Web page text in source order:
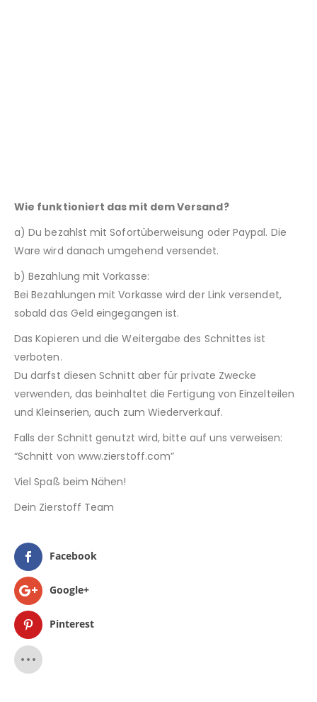
Wie funktioniert das mit dem Versand?
a) Du bezahlst mit Sofortüberweisung oder Paypal. Die
Ware wird danach umgehend versendet.
b) Bezahlung mit Vorkasse:
Bei Bezahlungen mit Vorkasse wird der Link versendet,
sobald das Geld eingegangen ist.
Das Kopieren und die Weitergabe des Schnittes ist
verboten.
Du darfst diesen Schnitt aber für private Zwecke
verwenden, das beinhaltet die Fertigung von Einzelteilen
und Kleinserien, auch zum Wiederverkauf.
Falls der Schnitt genutzt wird, bitte auf uns verweisen:
“Schnitt von www.zierstoff.com”
Viel Spaß beim Nähen!
Dein Zierstoff Team
Facebook
Google+
Pinterest